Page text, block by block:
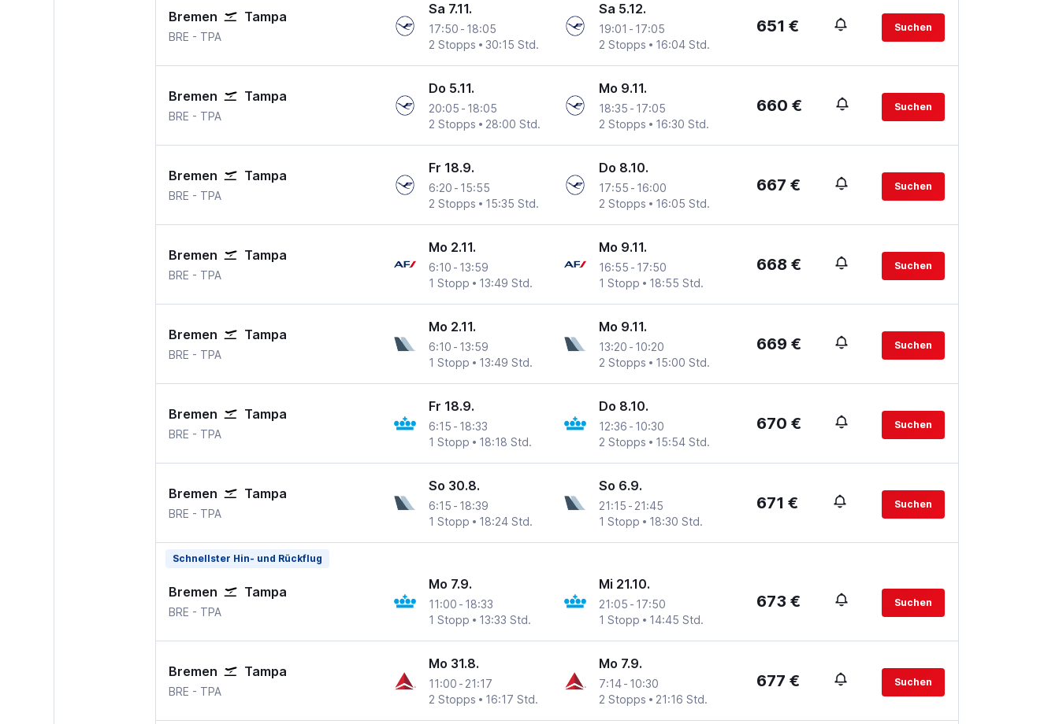
Bremen Tampa
BRE Bremen
- TPA
Sa 7.11.
17:50 - 18:05
2 Stopps
30:15 Std.
Sa 5.12.
19:01 - 17:05
2 Stopps
16:04 Std.
651 € Suchen
Bremen Tampa
BRE Bremen
- TPA
Do 5.11.
20:05 - 18:05
2 Stopps
28:00 Std.
Mo 9.11.
18:35 - 17:05
2 Stopps
16:30 Std.
660 € Suchen
Bremen Tampa
BRE Bremen
- TPA
Fr 18.9.
6:20 - 15:55
2 Stopps
15:35 Std.
Do 8.10.
17:55 - 16:00
2 Stopps
16:05 Std.
667 € Suchen
Bremen Tampa
BRE Bremen
- TPA
Mo 2.11.
6:10 - 13:59
1 Stopp
13:49 Std.
Mo 9.11.
16:55 - 17:50
1 Stopp
18:55 Std.
668 € Suchen
Bremen Tampa
BRE Bremen
- TPA
Mo 2.11.
6:10 - 13:59
1 Stopp
13:49 Std.
Mo 9.11.
13:20 - 10:20
2 Stopps
15:00 Std.
669 € Suchen
Bremen Tampa
BRE Bremen
- TPA
Fr 18.9.
6:15 - 18:33
1 Stopp
18:18 Std.
Do 8.10.
12:36 - 10:30
2 Stopps
15:54 Std.
670 € Suchen
Bremen Tampa
BRE Bremen
- TPA
So 30.8.
6:15 - 18:39
1 Stopp
18:24 Std.
So 6.9.
21:15 - 21:45
1 Stopp
18:30 Std.
671 € Suchen
Schnellster Hin- und Rückflug
Bremen Tampa
BRE Bremen
- TPA
Mo 7.9.
11:00 - 18:33
1 Stopp
13:33 Std.
Mi 21.10.
21:05 - 17:50
1 Stopp
14:45 Std.
673 € Suchen
Bremen Tampa
BRE Bremen
- TPA
Mo 31.8.
11:00 - 21:17
2 Stopps
16:17 Std.
Mo 7.9.
7:14- 10:30
2 Stopps
21:16 Std.
677 € Suchen